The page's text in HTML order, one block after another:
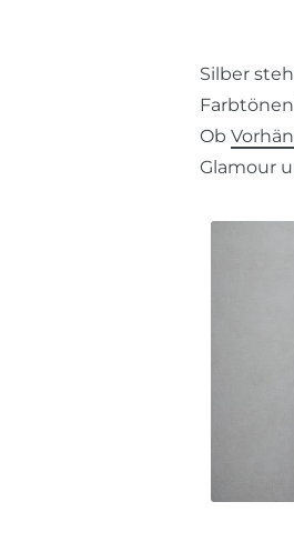
Silber
Ob
Glamour